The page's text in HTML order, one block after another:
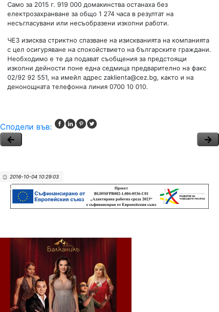
Само за 2015 г. 919 000 домакинства останаха без
електрозахранване за общо 1 274 часа в резултат на
несъгласувани или несъобразени изкопни работи.
ЧЕЗ изисква стриктно спазване на изискванията на компанията
с цел осигуряване на спокойствието на българските граждани.
Необходимо е те да подават съобщения за предстоящи
изкопни дейности поне една седмица предварително на факс
02/92 92 551, на имейл адрес zaklienta@cez.bg, както и на
денонощната телефонна линия 0700 10 010.
Сподели във:
2016-10-04 10:29:03